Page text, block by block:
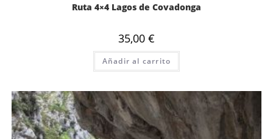
Ruta 4×4 Lagos de Covadonga
35,00 €
Añadir al carrito